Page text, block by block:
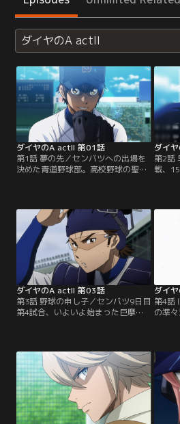
ダイヤのA actII
ダイヤのA actII 第01話
第1話 夢の先／センバツへの出場を
決めた青道野球部。高校野球の聖
の大会優勝校・巨摩大藤巻と、その
絶対的エース・本郷正宗。はたして
青道は巨摩大に勝利することができ
るのか？高校球児たちの熱い闘いが
再び幕を開ける！【提供：バンダイ
チャンネル】
ダイ
第2話
戦、
封じ
な中
え、
伝え
「試
い」
【提
ダイヤのA actII 第03話
第3話 野球の申し子／センバツ9日目
第4試合、いよいよ始まった巨摩大
プリットを武器に未だ無失点の本郷
を青道打線は攻略出来るのか？一方
の青道は降谷が先発。巨摩大藤巻打
線を相手に、降谷の立ち上がり
は…？【提供：バンダイチャンネ
ル】
ダイ
第4話
の準
先発
うに
果た
しベ
るの
は…